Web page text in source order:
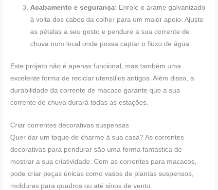
Acabamento e segurança: Enrole o arame galvanizado
à volta dos cabos da colher para um maior apoio. Ajuste
as pétalas a seu gosto e pendure a sua corrente de
chuva num local onde possa captar o fluxo de água.
Este projeto não é apenas funcional, mas também uma
excelente forma de reciclar utensílios antigos. Além disso, a
durabilidade da corrente de macaco garante que a sua
corrente de chuva durará todas as estações.
Criar correntes decorativas suspensas
Quer dar um toque de charme à sua casa? As correntes
decorativas para pendurar são uma forma fantástica de
mostrar a sua criatividade. Com as correntes para macacos,
pode criar peças únicas como vasos de plantas suspensos,
molduras para quadros ou até sinos de vento.